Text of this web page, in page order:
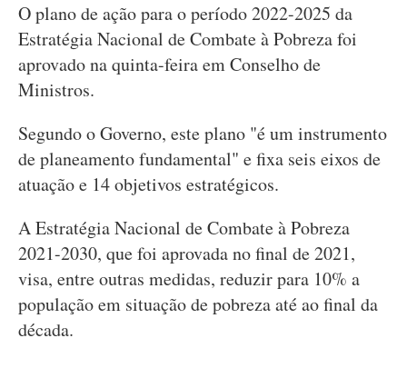
O plano de ação para o período 2022-2025 da
Estratégia Nacional de Combate à Pobreza foi
aprovado na quinta-feira em Conselho de
Ministros.
Segundo o Governo, este plano "é um instrumento
de planeamento fundamental" e fixa seis eixos de
atuação e 14 objetivos estratégicos.
A Estratégia Nacional de Combate à Pobreza
2021-2030, que foi aprovada no final de 2021,
visa, entre outras medidas, reduzir para 10% a
população em situação de pobreza até ao final da
década.